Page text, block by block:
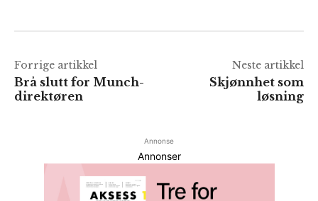
Forrige artikkel
Brå slutt for Munch-
direktøren
Neste artikkel
Skjønnhet som
løsning
Annonse
Annonser